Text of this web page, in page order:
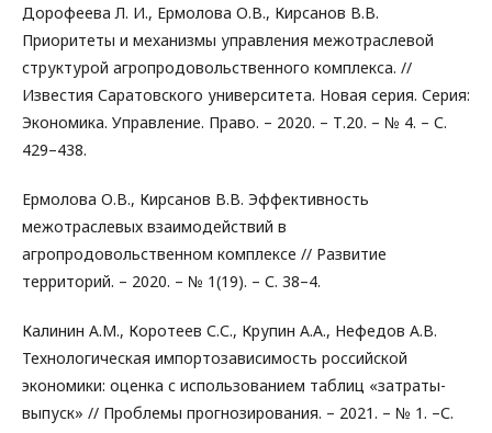
Дорофеева Л. И., Ермолова О.В., Кирсанов В.В.
Приоритеты и механизмы управления межотраслевой
структурой агропродовольственного комплекса. //
Известия Саратовского университета. Новая серия. Серия:
Экономика. Управление. Право. – 2020. – Т.20. – № 4. – С.
429–438.
Ермолова О.В., Кирсанов В.В. Эффективность
межотраслевых взаимодействий в
агропродовольственном комплексе // Развитие
территорий. – 2020. – № 1(19). – С. 38–4.
Калинин А.М., Коротеев С.С., Крупин А.А., Нефедов А.В.
Технологическая импортозависимость российской
экономики: оценка с использованием таблиц «затраты-
выпуск» // Проблемы прогнозирования. – 2021. – № 1. –С.